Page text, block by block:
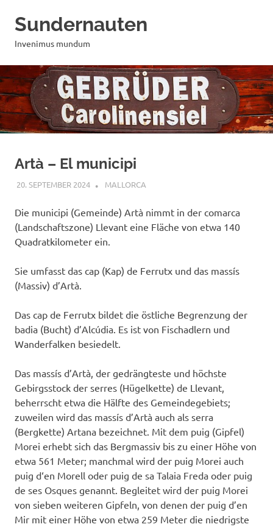
InhaltSundernauten
Invenimus mundum
Artà – El municipi
20. SEPTEMBER 2024 MAILBOX59846
MALLORCA
Die municipi (Gemeinde) Artà nimmt in der comarca
(Landschaftszone) Llevant eine Fläche von etwa 140
Quadratkilometer ein.
Sie umfasst das cap (Kap) de Ferrutx und das massís
(Massiv) d’Artà.
Das cap de Ferrutx bildet die östliche Begrenzung der
badia (Bucht) d’Alcúdia. Es ist von Fischadlern und
Wanderfalken besiedelt.
Das massís d’Artà, der gedrängteste und höchste
Gebirgsstock der serres (Hügelkette) de Llevant,
beherrscht etwa die Hälfte des Gemeindegebiets;
zuweilen wird das massís d’Artà auch als serra
(Bergkette) Artana bezeichnet. Mit dem puig (Gipfel)
Morei erhebt sich das Bergmassiv bis zu einer Höhe von
etwa 561 Meter; manchmal wird der puig Morei auch
puig d‘en Morell oder puig de sa Talaia Freda oder puig
de ses Osques genannt. Begleitet wird der puig Morei
von sieben weiteren Gipfeln, von denen der puig d’en
Mir mit einer Höhe von etwa 259 Meter die niedrigste